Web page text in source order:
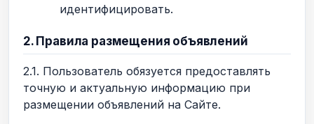
идентифицировать.
2. Правила размещения объявлений
2.1. Пользователь обязуется предоставлять
точную и актуальную информацию при
размещении объявлений на Сайте.